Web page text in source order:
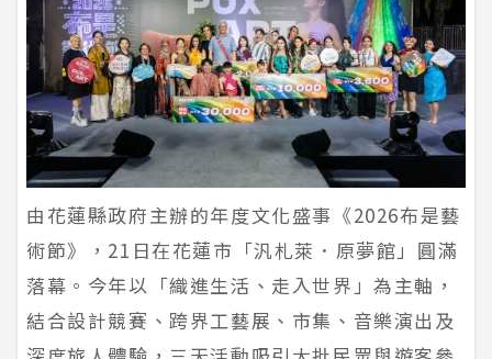
由花蓮縣政府主辦的年度文化盛事《2026布是藝
術節》，21日在花蓮市「汎札萊．原夢館」圓滿
落幕。今年以「織進生活、走入世界」為主軸，
結合設計競賽、跨界工藝展、市集、音樂演出及